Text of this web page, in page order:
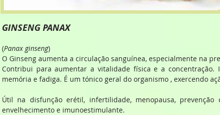
GINSENG PANAX
(Panax ginseng)
O Ginseng aumenta a circulação sanguínea, especialmente na
Contribui para aumentar a vitalidade física e a concentração.
memória e fadiga. É um tónico geral do organismo , exercendo
Útil na disfunção erétil, infertilidade, menopausa,
envelhecimento e imunoestimulante.